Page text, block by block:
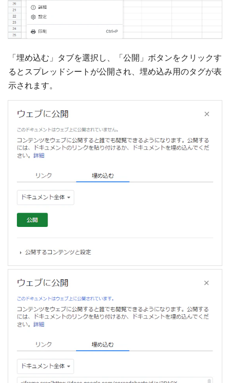
「埋め込む」タブを選択し、「公開」ボタンをクリックす
るとスプレッドシートが公開され、埋め込み用のタグが表
示されます。